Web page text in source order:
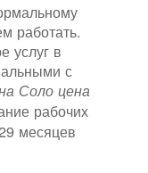
работать.
услуг в
с
Соло цена
рабочих
месяцев